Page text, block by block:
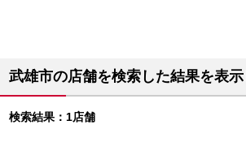
武雄市の店舗を検索した結果を表
検索結果：1店舗